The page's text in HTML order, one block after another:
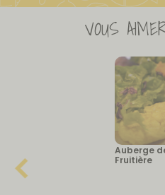
VOUS
Auberge
Fruitière